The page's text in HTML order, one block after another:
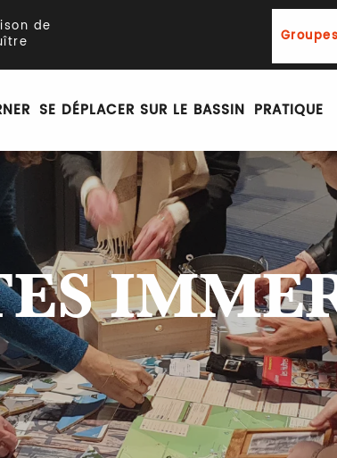
de
SE DÉPLACER SUR LE BASSIN PRATIQUE